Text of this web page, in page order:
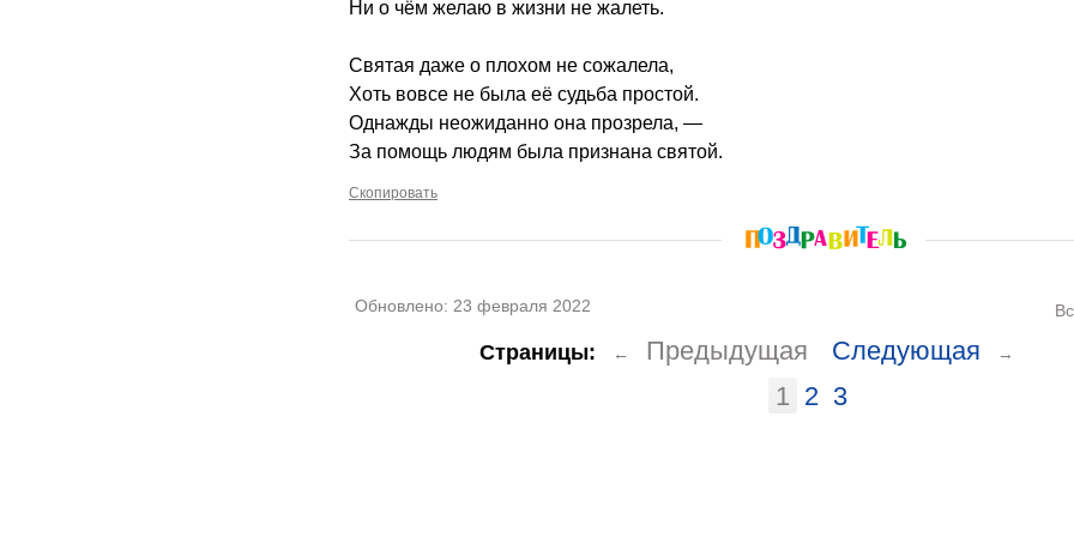
Ни о чём желаю в жизни не жалеть.
Святая даже о плохом не сожалела,
Хоть вовсе не была её судьба простой.
Однажды неожиданно она прозрела, —
За помощь людям была признана святой.
Скопировать
Обновлено: 23 февраля 2022
Страницы: ← Предыдущая Следующая →
1 2 3